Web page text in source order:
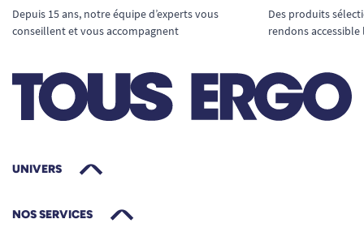
Depuis 15 ans, notre équipe d’experts vous
conseillent et vous accompagnent
Des produits
rendons
UNIVERS
NOS SERVICES